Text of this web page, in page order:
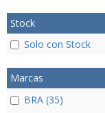
Stock
Solo con Stock
Marcas
BRA (35)